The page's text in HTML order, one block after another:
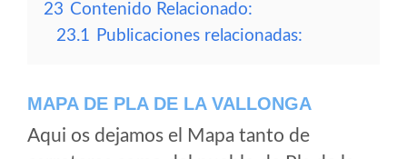
23 Contenido Relacionado:
23.1 Publicaciones relacionadas:
MAPA DE PLA DE LA VALLONGA
Aqui os dejamos el Mapa tanto de